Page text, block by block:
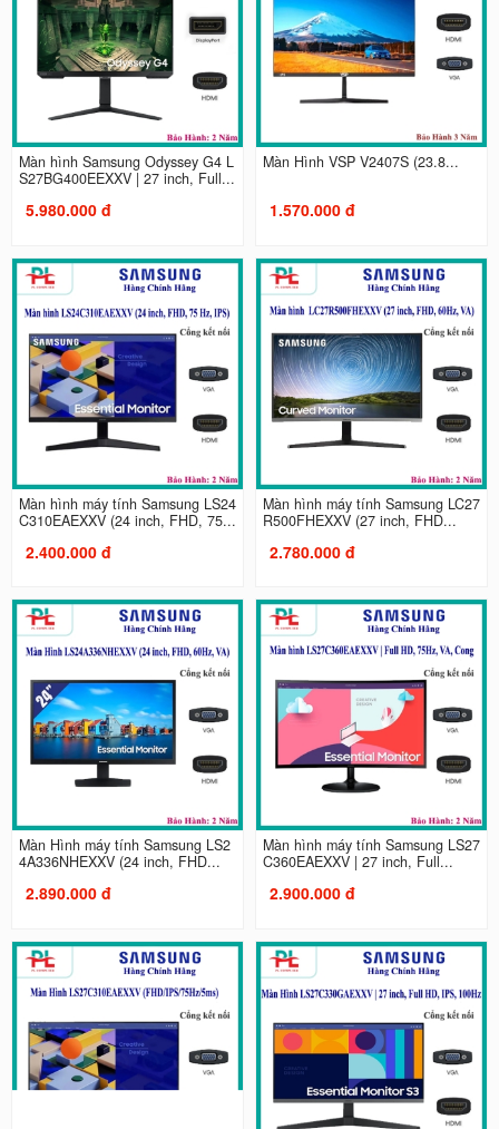
Màn hình Samsung Odyssey G4 L
S27BG400EEXXV | 27 inch, Full...
5.980.000 đ
Màn Hình VSP V2407S (23.8...
1.570.000 đ
Màn hình máy tính Samsung LS24
C310EAEXXV (24 inch, FHD, 75...
2.400.000 đ
Màn hình máy tính Samsung LC27
R500FHEXXV (27 inch, FHD...
2.780.000 đ
Màn Hình máy tính Samsung LS2
4A336NHEXXV (24 inch, FHD...
2.890.000 đ
Màn hình máy tính Samsung LS27
C360EAEXXV | 27 inch, Full...
2.900.000 đ